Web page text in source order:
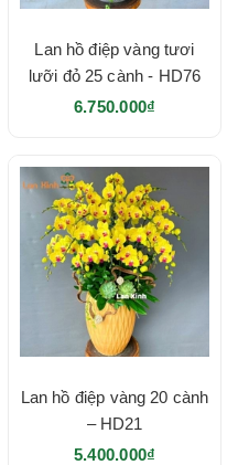
Lan hồ điệp vàng tươi
lưỡi đỏ 25 cành - HD76
6.750.000₫
Lan hồ điệp vàng 20 cành
– HD21
5.400.000₫